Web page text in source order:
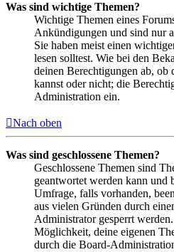
Was sind wichtige Themen?
Wichtige Themen eines
Ankündigungen und sind nur
Sie haben meist einen
lesen solltest. Wie bei den
deinen Berechtigungen ab, ob
kannst oder nicht; die
Administration ein.
Nach oben
Was sind geschlossene Themen?
Geschlossene Themen sind
geantwortet werden kann und
Umfrage, falls vorhanden,
aus vielen Gründen durch
Administrator gesperrt
Möglichkeit, deine eigenen
durch die Board-